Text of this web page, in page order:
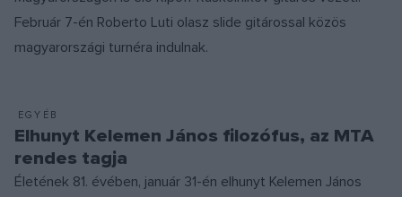
Február 7-én Roberto Luti olasz slide gitárossal közös
magyarországi turnéra indulnak.
EGYÉB
Elhunyt Kelemen János filozófus, az MTA
rendes tagja
Életének 81. évében, január 31-én elhunyt Kelemen János